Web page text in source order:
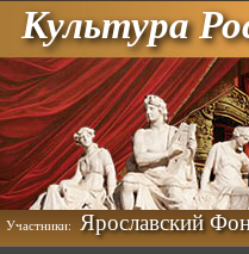
Культура
Участники: Ярославский